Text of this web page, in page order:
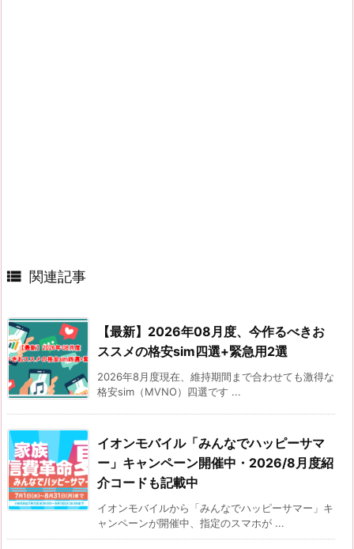
 関連記事
【最新】2026年08月度、今作るべきお
ススメの格安sim四選+緊急用2選
2026年8月度現在、維持期間まで合わせても激得な
格安sim（MVNO）四選です ...
イオンモバイル「みんなでハッピーサマ
ー」キャンペーン開催中・2026/8月度紹
介コードも記載中
イオンモバイルから「みんなでハッピーサマー」キ
ャンペーンが開催中、指定のスマホが ...